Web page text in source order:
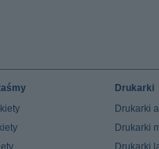
Drukarki
Drukarki
Drukarki
Drukarki